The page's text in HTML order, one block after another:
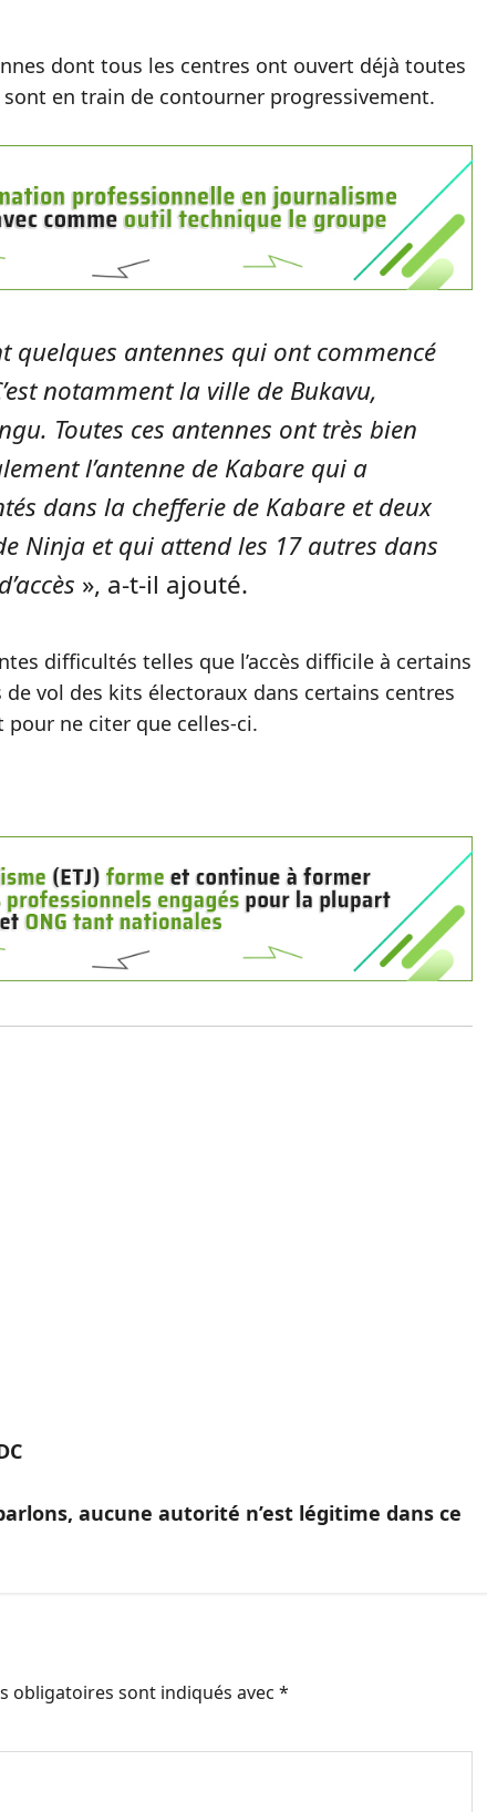
dont tous les centres ont ouvert déjà toutes
en train de contourner progressivement.
quelques antennes qui ont commencé
notamment la ville de Bukavu,
Toutes ces antennes ont très bien
l’antenne de Kabare qui a
dans la chefferie de Kabare et deux
Ninja et qui attend les 17 autres dans
», a-t-il ajouté.
difficultés telles que l’accès difficile à certains
vol des kits électoraux dans certains centres
pour ne citer que celles-ci.
aucune autorité n’est légitime dans ce
obligatoires sont indiqués avec *